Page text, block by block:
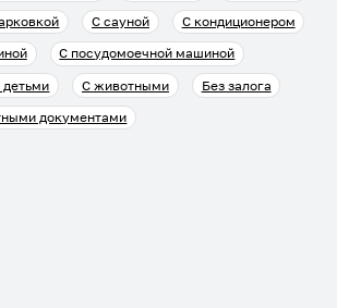
С сауной
С кондиционером
С посудомоечной машиной
детьми С животными
Без залога
документами